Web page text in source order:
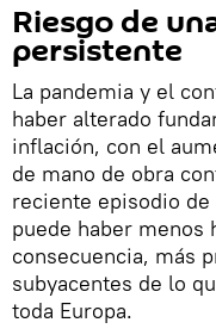
Riesgo de
persistente
La pandemia y el
haber alterado
inflación, con el
de mano de obra
reciente episodio
puede haber menos
consecuencia, más
subyacentes de lo
toda Europa.